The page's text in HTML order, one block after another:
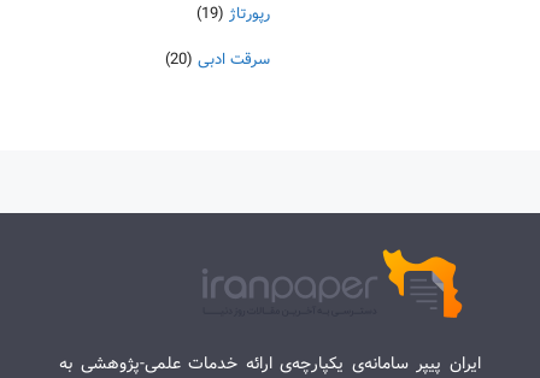
رپورتاژ (19)
سرقت ادبی (20)
ایران پیپر سامانه‌ی یکپارچه‌ی ارائه خدمات علمی-پژوهشی به